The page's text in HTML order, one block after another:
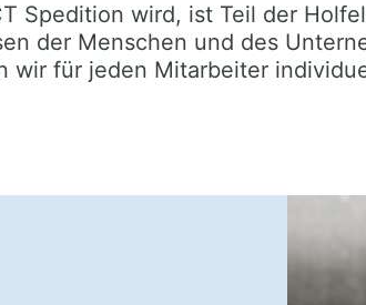
Spedition wird, ist Teil der
der Menschen und des
für jeden Mitarbeiter